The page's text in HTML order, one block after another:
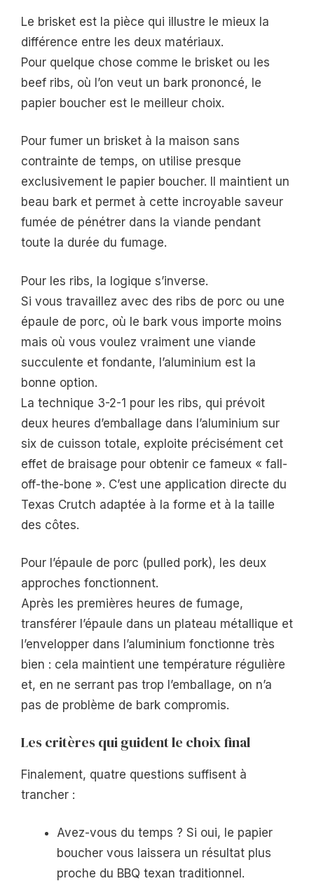
Le brisket est la pièce qui illustre le mieux la
différence entre les deux matériaux.
Pour quelque chose comme le brisket ou les
beef ribs, où l’on veut un bark prononcé, le
papier boucher est le meilleur choix.
Pour fumer un brisket à la maison sans
contrainte de temps, on utilise presque
exclusivement le papier boucher. Il maintient un
beau bark et permet à cette incroyable saveur
fumée de pénétrer dans la viande pendant
toute la durée du fumage.
Pour les ribs, la logique s’inverse.
Si vous travaillez avec des ribs de porc ou une
épaule de porc, où le bark vous importe moins
mais où vous voulez vraiment une viande
succulente et fondante, l’aluminium est la
bonne option.
La technique 3-2-1 pour les ribs, qui prévoit
deux heures d’emballage dans l’aluminium sur
six de cuisson totale, exploite précisément cet
effet de braisage pour obtenir ce fameux « fall-
off-the-bone ». C’est une application directe du
Texas Crutch adaptée à la forme et à la taille
des côtes.
Pour l’épaule de porc (pulled pork), les deux
approches fonctionnent.
Après les premières heures de fumage,
transférer l’épaule dans un plateau métallique et
l’envelopper dans l’aluminium fonctionne très
bien : cela maintient une température régulière
et, en ne serrant pas trop l’emballage, on n’a
pas de problème de bark compromis.
Les critères qui guident le choix final
Finalement, quatre questions suffisent à
trancher :
Avez-vous du temps ? Si oui, le papier
boucher vous laissera un résultat plus
proche du BBQ texan traditionnel.